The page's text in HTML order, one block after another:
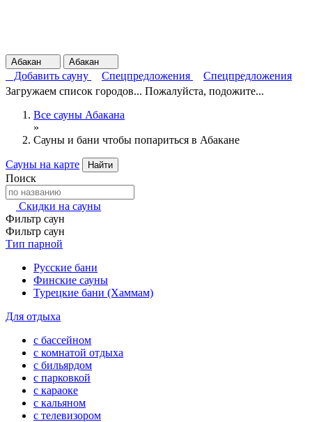
Абакан Абакан
Добавить сауну Спецпредложения
Спецпредложения
Загружаем список городов... Пожалуйста, подожите...
Все сауны Абакана
»
Сауны и бани чтобы попариться в Абакане
Сауны на карте Найти
Поиск
Скидки на сауны
Фильтр саун
Фильтр саун
Тип парной
Русские бани
Финские сауны
Турецкие бани (Хаммам)
Для отдыха
с бассейном
с комнатой отдыха
с бильярдом
с парковкой
с караоке
с кальяном
с телевизором